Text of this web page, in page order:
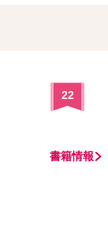
22
書籍情報